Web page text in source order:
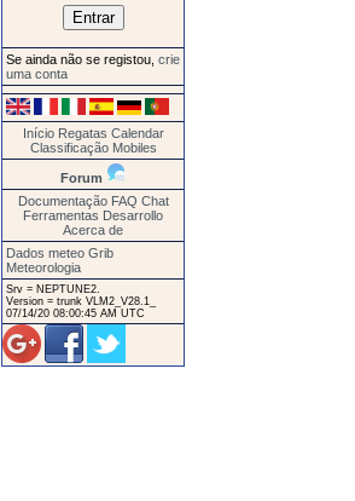
Se ainda não se registou, crie
uma conta
Início Regatas Calendar
Classificação Mobiles
Forum
Documentação FAQ Chat
Ferramentas Desarrollo
Acerca de
Dados meteo Grib
Meteorologia
Srv = NEPTUNE2.
Version = trunk VLM2_V28.1_
07/14/20 08:00:45 AM UTC